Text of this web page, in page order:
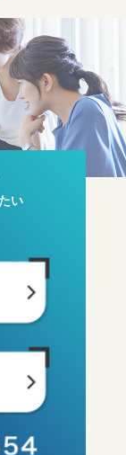
い